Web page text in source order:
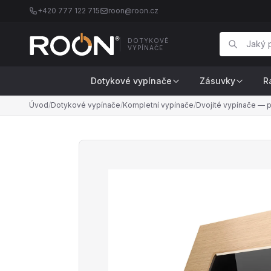
+420 777 122 715 roon@roon.cz
DOTYKOVÉ
VYPÍNAČE
Dotykové vypínače Zásuvky
Úvod/Dotykové vypínače/Kompletní vypínače/